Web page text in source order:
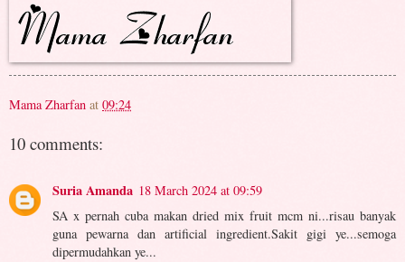
Mama Zharfan at 09:24
10 comments:
Suria Amanda 18 March 2024 at 09:59
SA x pernah cuba makan dried mix fruit mcm ni...risau banyak
guna pewarna dan artificial ingredient.Sakit gigi ye...semoga
dipermudahkan ye...